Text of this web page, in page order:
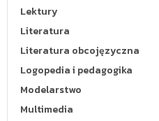
Lektury
Literatura
Literatura obcojęzyczna
Logopedia i pedagogika
Modelarstwo
Multimedia